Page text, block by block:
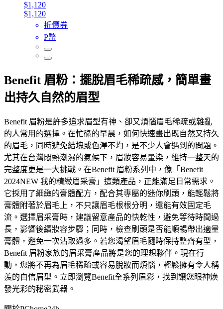
$1,120
$1,120
折價券
P幣
Benefit 眉粉：擺脫眉毛稀疏感，簡單畫
出持久自然的眉型
Benefit 眉粉是許多追求眉型有神、卻又煩惱眉毛稀疏或雜亂
的人常用的選擇。在忙碌的早晨，如何快速畫出既自然又持久
的眉毛，同時避免結塊或色澤不均，是不少人會遇到的問題。
尤其在台灣悶熱潮濕的氣候下，眉妝容易暈染，維持一整天的
完整度更是一大挑戰。在Benefit 眉粉系列中，像「Benefit
2024NEW 我的精緻眉采膏」這類產品，正能滿足日常需求。
它採用了細緻的膏體配方，配合其專屬的迷你刷頭，能輕鬆將
膏體附著於眉毛上，不只讓眉毛根根分明，還能有效固定毛
流。選擇眉采膏時，建議留意產品的快乾性，避免等待時間過
長，影響後續妝容步驟；同時，檢查刷頭是否能順暢帶出適量
膏體，避免一次沾取過多。若您渴望眉毛隨時保持整齊有型，
Benefit 眉粉家族的眉采膏產品將是您的理想夥伴。現在行
動，您將不再為眉毛稀疏或容易脫妝而煩惱，輕鬆擁有令人稱
羨的自信眉型。立即瀏覽Benefit全系列眉彩，找到讓您眼神煥
發光彩的秘密武器。